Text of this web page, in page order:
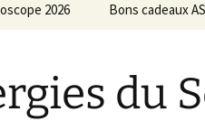
2026 Bons cadeaux
du